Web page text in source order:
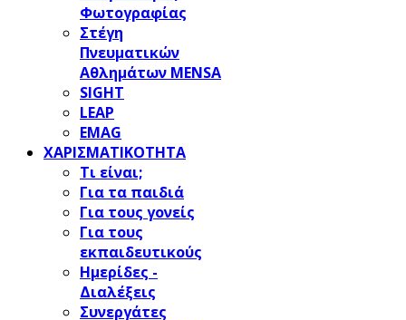
Φωτογραφίας
Στέγη
Πνευματικών
Αθλημάτων MENSA
SIGHT
LEAP
EMAG
ΧΑΡΙΣΜΑΤΙΚΟΤΗΤΑ
Τι είναι;
Για τα παιδιά
Για τους γονείς
Για τους
εκπαιδευτικούς
Ημερίδες -
Διαλέξεις
Συνεργάτες